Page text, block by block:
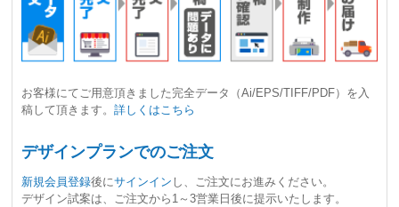
お客様にてご用意頂きました完全データ（Ai/EPS/TIFF/PDF）を入
稿して頂きます。詳しくはこちら
デザインプランでのご注文
新規会員登録後にサインイン し、ご注文にお進みください。
デザイン試案は、ご注文から1～3営業日後に提示いたします。